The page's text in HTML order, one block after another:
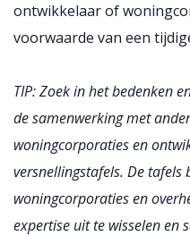
ontwikkelaar of
voorwaarde van een
TIP: Zoek in het bedenken
de samenwerking met
woningcorporaties en
versnellingstafels. De
woningcorporaties en
expertise uit te wisselen en